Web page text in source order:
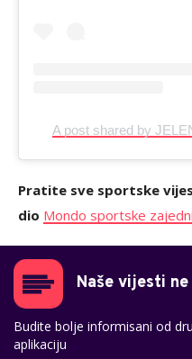
A post shared by
Pratite sve sportske
dio Mondo sportske
Naše vijesti
Budite bolje informisani od
aplikaciju